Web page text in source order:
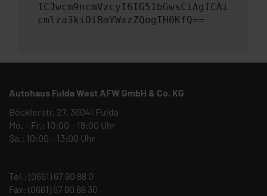
ICJwcm9ncmVzcyI6IG51bGwsCiAgICAi
cmlza3kiOiBmYWxzZQogIH0KfQ==
Autohaus Fulda West AFW GmbH & Co. KG
Böcklerstr. 27, 36041 Fulda
Mo. – Fr.: 10:00 – 18:00 Uhr
Sa.: 10:00 – 13:00 Uhr
Tel.: (0661) 67 90 88 0
Fax: (0661) 67 90 88 30